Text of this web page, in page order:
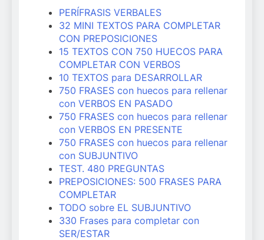
PERÍFRASIS VERBALES
32 MINI TEXTOS PARA COMPLETAR
CON PREPOSICIONES
15 TEXTOS CON 750 HUECOS PARA
COMPLETAR CON VERBOS
10 TEXTOS para DESARROLLAR
750 FRASES con huecos para rellenar
con VERBOS EN PASADO
750 FRASES con huecos para rellenar
con VERBOS EN PRESENTE
750 FRASES con huecos para rellenar
con SUBJUNTIVO
TEST. 480 PREGUNTAS
PREPOSICIONES: 500 FRASES PARA
COMPLETAR
TODO sobre EL SUBJUNTIVO
330 Frases para completar con
SER/ESTAR